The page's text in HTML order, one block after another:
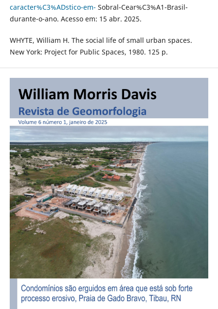
caracter%C3%ADstico-em- Sobral-Cear%C3%A1-Brasil-
durante-o-ano. Acesso em: 15 abr. 2025.
WHYTE, William H. The social life of small urban spaces.
New York: Project for Public Spaces, 1980. 125 p.